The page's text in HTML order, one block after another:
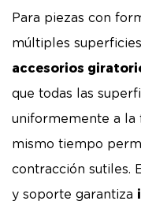
Para piezas con
múltiples
accesorios
que todas las
uniformemente a la
mismo tiempo
contracción sutiles.
y soporte garantiza